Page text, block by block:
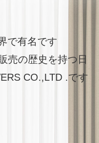
で有名です
売の歴史を持つ日
CO.,LTD .です